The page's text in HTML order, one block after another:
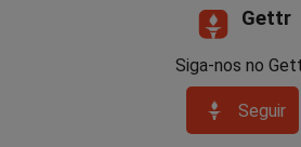
Gettr
Siga-nos no
Seguir